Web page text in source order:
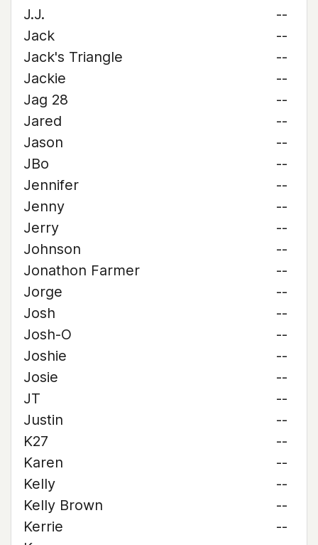
J.J.
--
Jack
--
Jack's Triangle
--
Jackie
--
Jag 28
--
Jared
--
Jason
--
JBo
--
Jennifer
--
Jenny
--
Jerry
--
Johnson
--
Jonathon Farmer
--
Jorge
--
Josh
--
Josh-O
--
Joshie
--
Josie
--
JT
--
Justin
--
K27
--
Karen
--
Kelly
--
Kelly Brown
--
Kerrie
--